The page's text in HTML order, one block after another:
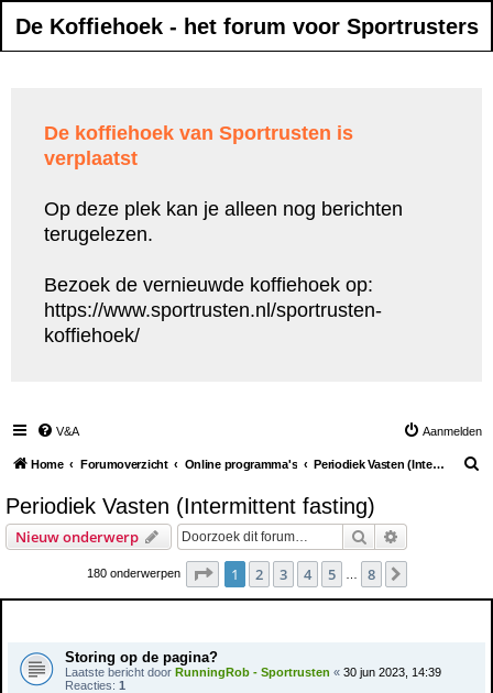
De Koffiehoek - het forum voor Sportrusters
De koffiehoek van Sportrusten is
verplaatst
Op deze plek kan je alleen nog berichten
terugelezen.
Bezoek de vernieuwde koffiehoek op:
https://www.sportrusten.nl/sportrusten-
koffiehoek/
V&A Aanmelden
Home Forumoverzicht Online programma's Periodiek Vasten (Intermittent fasting)
Periodiek Vasten (Intermittent fasting)
Nieuw onderwerp Zoek
180 onderwerpen Pagina van 8
1 2 3 4 5 8
Storing op de pagina?
Laatste bericht door RunningRob - Sportrusten « 30 jun 2023, 14:39
Reacties: 1